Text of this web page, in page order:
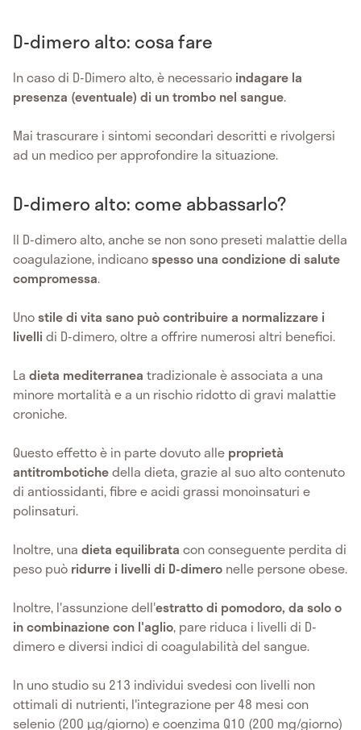
D-dimero alto: cosa fare
In caso di D-Dimero alto, è necessario indagare la
presenza (eventuale) di un trombo nel sangue.
Mai trascurare i sintomi secondari descritti e rivolgersi
ad un medico per approfondire la situazione.
D-dimero alto: come abbassarlo?
Il D-dimero alto, anche se non sono preseti malattie della
coagulazione, indicanospesso una condizione di salute
compromessa.
Unostile di vita sano può contribuire a normalizzare i
livellidi D-dimero, oltre a offrire numerosi altri benefici.
La dieta mediterranea tradizionale è associata a una
minore mortalità e a un rischio ridotto di gravi malattie
croniche.
Questo effetto è in parte dovuto alle proprietà
antitrombotichedella dieta, grazie al suo alto contenuto
di antiossidanti, fibre e acidi grassi monoinsaturi e
polinsaturi.
Inoltre, una dieta equilibrata con conseguente perdita di
peso può ridurre i livelli di D-dimero nelle persone obese.
Inoltre, l'assunzione dell'estratto di pomodoro, da solo o
in combinazione con l'aglio, pare riduca i livelli di D-
dimero e diversi indici di coagulabilità del sangue.
In uno studio su 213 individui svedesi con livelli non
ottimali di nutrienti, l'integrazione per 48 mesi con
selenio (200 µg/giorno) e coenzima Q10 (200 mg/giorno)